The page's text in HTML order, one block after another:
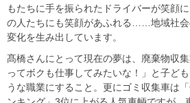
もたちに手を振られたドライバーが笑顔
の人たちにも笑顔があふれる……地域社
変化を生み出しています。
髙橋さんにとって現在の夢は、廃棄物収
ってボクも仕事してみたいな！」と子ど
うな職業にすること。更にゴミ収集車は